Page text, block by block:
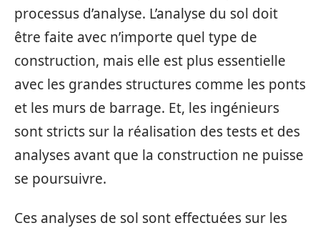
processus d’analyse. L’analyse du sol doit
être faite avec n’importe quel type de
construction, mais elle est plus essentielle
avec les grandes structures comme les ponts
et les murs de barrage. Et, les ingénieurs
sont stricts sur la réalisation des tests et des
analyses avant que la construction ne puisse
se poursuivre.
Ces analyses de sol sont effectuées sur les